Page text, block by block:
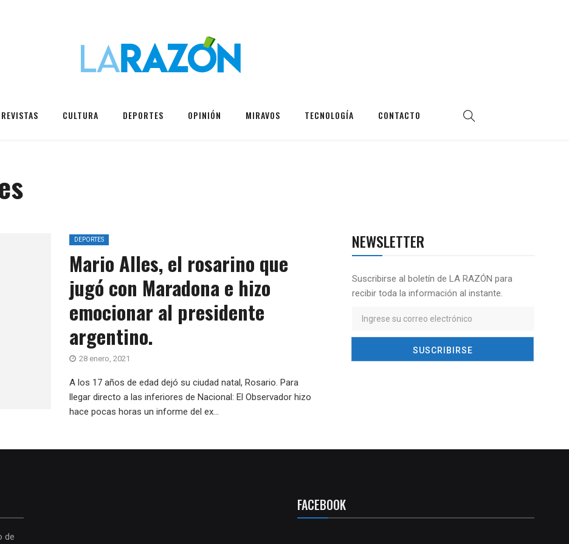
CULTURA DEPORTES OPINIÓN MIRAVOS TECNOLOGÍA CONTACTO
DEPORTES
Mario Alles, el rosarino que
jugó con Maradona e hizo
emocionar al presidente
argentino.
28 enero, 2021
A los 17 años de edad dejó su ciudad natal, Rosario. Para
llegar directo a las inferiores de Nacional: El Observador hizo
hace pocas horas un informe del ex...
NEWSLETTER
Suscribirse al boletín de LA RAZÓN para
recibir toda la información al instante.
de
FACEBOOK